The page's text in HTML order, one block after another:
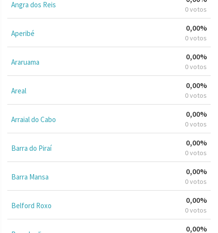
Angra dos Reis 0 votos
Aperibé
0,00%
0 votos
Araruama
0,00%
0 votos
Areal
0,00%
0 votos
Arraial do Cabo
0,00%
0 votos
Barra do Piraí
0,00%
0 votos
Barra Mansa
0,00%
0 votos
Belford Roxo
0,00%
0 votos
0,00%